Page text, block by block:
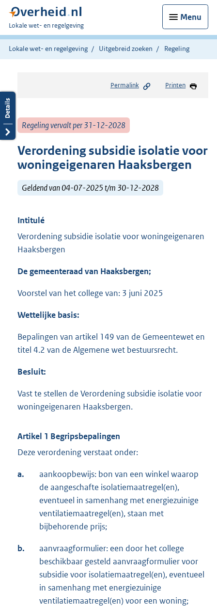
Menu
U
bent
hier:
Lokale wet- en regelgeving
Lokale wet- en regelgeving Uitgebreid zoeken Regeling
Permalink Printen
Regeling vervalt per 31-12-2028
Verordening subsidie isolatie voor
woningeigenaren Haaksbergen
Geldend van 04-07-2025 t/m 30-12-2028
Intitulé
Verordening subsidie isolatie voor woningeigenaren
Haaksbergen
De gemeenteraad van Haaksbergen;
Voorstel van het college van: 3 juni 2025
Wettelijke basis:
Bepalingen van artikel 149 van de Gemeentewet en
titel 4.2 van de Algemene wet bestuursrecht.
Besluit:
Vast te stellen de Verordening subsidie isolatie voor
woningeigenaren Haaksbergen.
Artikel 1 Begripsbepalingen
Deze verordening verstaat onder:
a.
aankoopbewijs: bon van een winkel waarop
de aangeschafte isolatiemaatregel(en),
eventueel in samenhang met energiezuinige
ventilatiemaatregel(en), staan met
bijbehorende prijs;
b.
aanvraagformulier: een door het college
beschikbaar gesteld aanvraagformulier voor
subsidie voor isolatiemaatregel(en), eventueel
in samenhang met energiezuinige
ventilatiemaatregel(en) voor een woning;